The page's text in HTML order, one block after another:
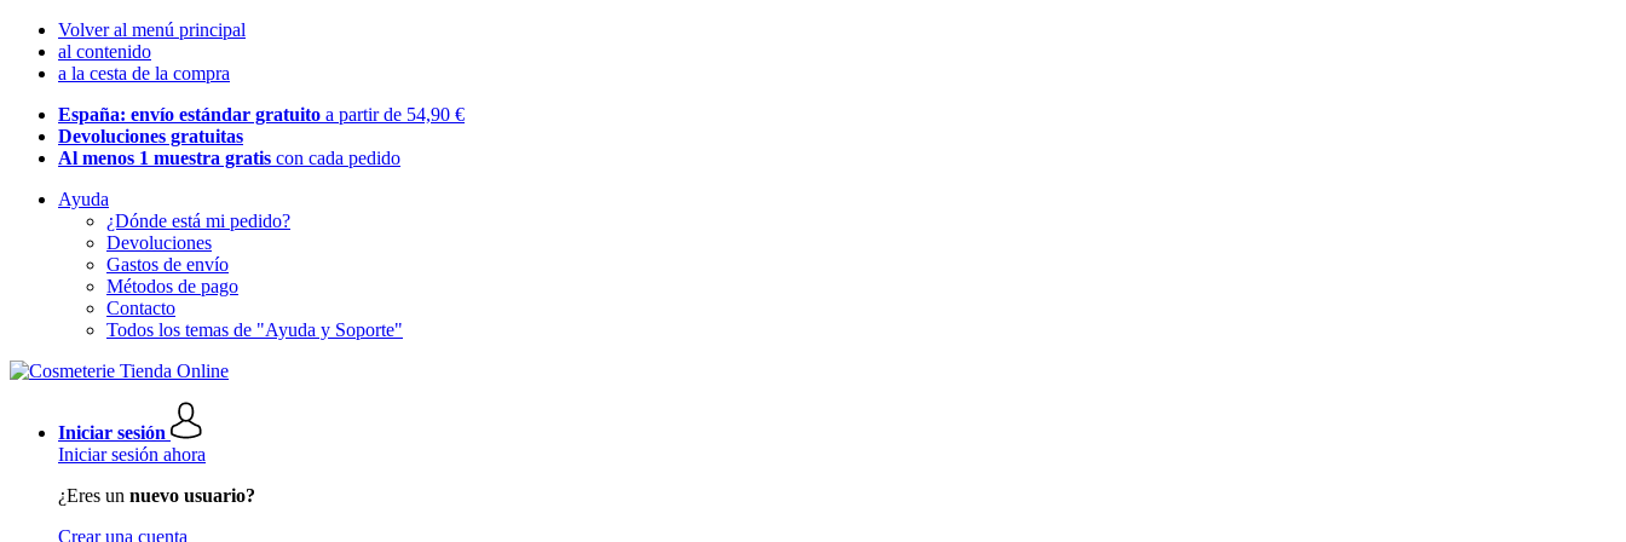
Volver al menú principal
al contenido
a la cesta de la compra
España: envío estándar gratuito a partir de 54,90 €
Devoluciones gratuitas
Al menos 1 muestra gratis con cada pedido
Ayuda
¿Dónde está mi pedido?
Devoluciones
Gastos de envío
Métodos de pago
Contacto
Todos los temas de "Ayuda y Soporte"
Iniciar sesión
Iniciar sesión ahora
¿Eres un nuevo usuario?
Crear una cuenta